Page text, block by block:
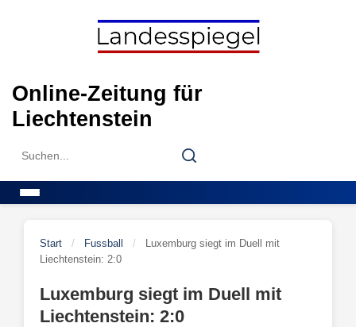
Online-Zeitung für
Liechtenstein
Search
Search
Start / Fussball /
Luxemburg siegt im Duell mit
Liechtenstein: 2:0
Luxemburg siegt im Duell mit
Liechtenstein: 2:0